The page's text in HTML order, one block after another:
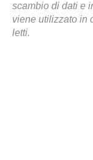
scambio di dati e
viene utilizzato in
letti.